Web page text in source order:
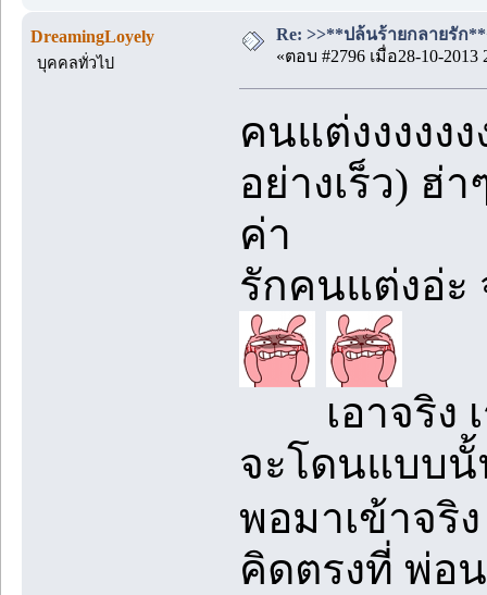
DreamingLoyely
บุคคลทั่วไป
Re: >>**ปล้นร้ายกลายรัก
«ตอบ #2796 เมื่อ28-10-2013
คนแต่งงงงง
อย่างเร็ว) ฮ่
ค่า
รักคนแต่งอ่ะ
เอาจริง เ
จะโดนแบบนั้
พอมาเข้าจ
คิดตรงที่ พ่อ